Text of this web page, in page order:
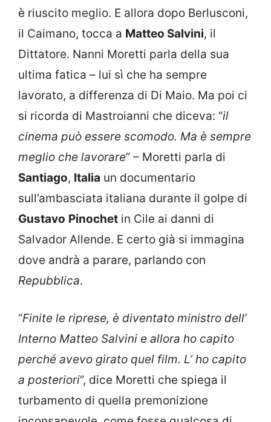
è riuscito meglio. E allora dopo Berlusconi,
il Caimano, tocca a Matteo Salvini, il
Dittatore. Nanni Moretti parla della sua
ultima fatica – lui sì che ha sempre
lavorato, a differenza di Di Maio. Ma poi ci
si ricorda di Mastroianni che diceva: “il
cinema può essere scomodo. Ma è sempre
meglio che lavorare” – Moretti parla di
Santiago, Italia un documentario
sull’ambasciata italiana durante il golpe di
Gustavo Pinochet in Cile ai danni di
Salvador Allende. E certo già si immagina
dove andrà a parare, parlando con
Repubblica.
“Finite le riprese, è diventato ministro dell’
Interno Matteo Salvini e allora ho capito
perché avevo girato quel film. L’ ho capito
a posteriori“, dice Moretti che spiega il
turbamento di quella premonizione